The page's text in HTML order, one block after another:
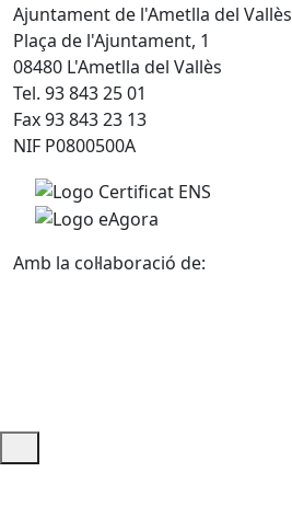
Ajuntament de l'Ametlla del Vallès
Plaça de l'Ajuntament, 1
08480 L'Ametlla del Vallès
Tel. 93 843 25 01
Fax 93 843 23 13
NIF P0800500A
Amb la col·laboració de:
Ajuda i accés ràpid